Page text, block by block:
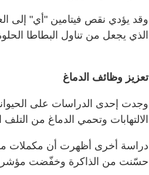
وقد يؤدي نقص فيتامين "أي" إلى
الذي يجعل من تناول البطاطا
تعزيز وظائف الدماغ
وجدت إحدى الدراسات على
الالتهابات وتحمي الدماغ من
دراسة أخرى أظهرت أن مكملات
حسّنت من الذاكرة وخفّضت مؤشرات